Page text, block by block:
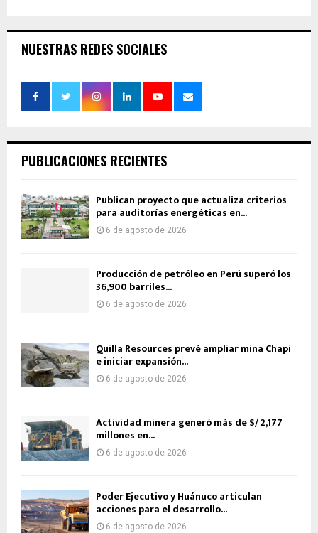
NUESTRAS REDES SOCIALES
PUBLICACIONES RECIENTES
Publican proyecto que actualiza criterios
para auditorías energéticas en...
6 de agosto de 2026
Producción de petróleo en Perú superó los
36,900 barriles...
6 de agosto de 2026
Quilla Resources prevé ampliar mina Chapi
e iniciar expansión...
6 de agosto de 2026
Actividad minera generó más de S/ 2,177
millones en...
6 de agosto de 2026
Poder Ejecutivo y Huánuco articulan
acciones para el desarrollo...
6 de agosto de 2026